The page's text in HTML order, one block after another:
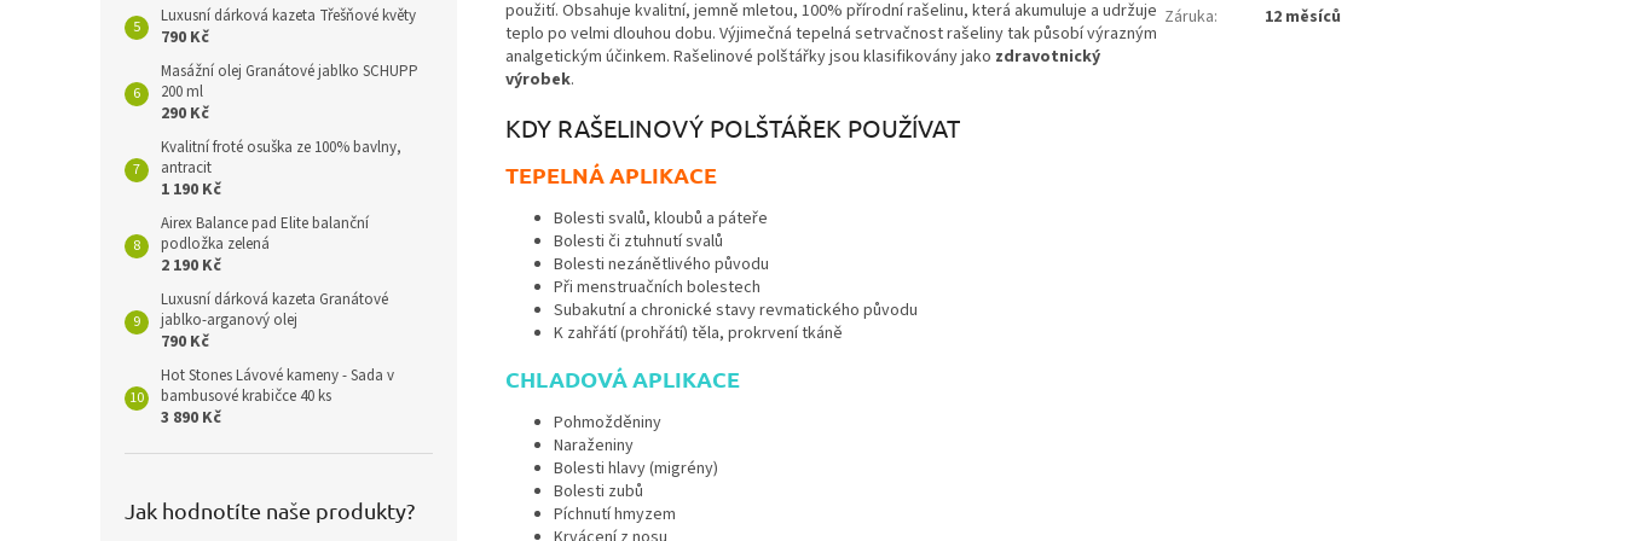
Luxusní dárková kazeta Třešňové květy
790 Kč
Masážní olej Granátové jablko SCHUPP
200 ml
290 Kč
Kvalitní froté osuška ze 100% bavlny,
antracit
1 190 Kč
Airex Balance pad Elite balanční
podložka zelená
2 190 Kč
Luxusní dárková kazeta Granátové
jablko-arganový olej
790 Kč
Hot Stones Lávové kameny - Sada v
bambusové krabičce 40 ks
3 890 Kč
Jak hodnotíte naše produkty?
použití. Obsahuje kvalitní, jemně mletou, 100% přírodní rašelinu, která akumuluje a udržuje
teplo po velmi dlouhou dobu. Výjimečná tepelná setrvačnost rašeliny tak působí výrazným
analgetickým účinkem. Rašelinové polštářky jsou klasifikovány jako zdravotnický
výrobek.
KDY RAŠELINOVÝ POLŠTÁŘEK POUŽÍVAT
TEPELNÁ APLIKACE
Bolesti svalů, kloubů a páteře
Bolesti či ztuhnutí svalů
Bolesti nezánětlivého původu
Při menstruačních bolestech
Subakutní a chronické stavy revmatického původu
K zahřátí (prohřátí) těla, prokrvení tkáně
CHLADOVÁ APLIKACE
Pohmožděniny
Naraženiny
Bolesti hlavy (migrény)
Bolesti zubů
Píchnutí hmyzem
Záruka: 12 měsíců